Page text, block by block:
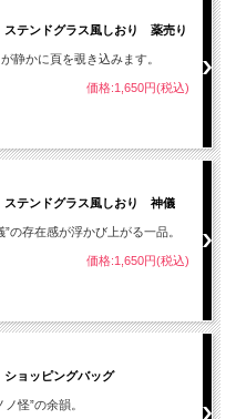
テンドグラス風しおり 薬売り
静かに頁を覗き込みます。
価格:1,650円(税込)
テンドグラス風しおり 神儀
の存在感が浮かび上がる一品。
価格:1,650円(税込)
ョッピングバッグ
怪”の余韻。